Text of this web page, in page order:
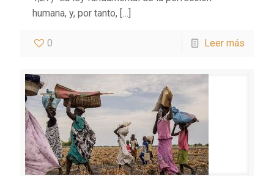
humana, y, por tanto, […]
0 Leer más